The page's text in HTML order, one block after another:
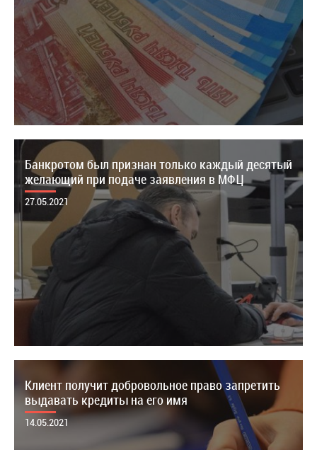
Банкротом был признан только каждый десятый
желающий при подаче заявления в МФЦ
27.05.2021
Клиент получит добровольное право запретить
выдавать кредиты на его имя
14.05.2021